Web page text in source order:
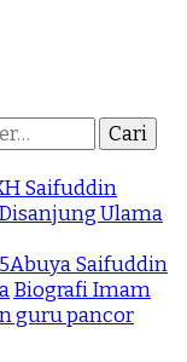
Saifuddin
Ulama
Abuya Saifuddin
Biografi Imam
guru pancor